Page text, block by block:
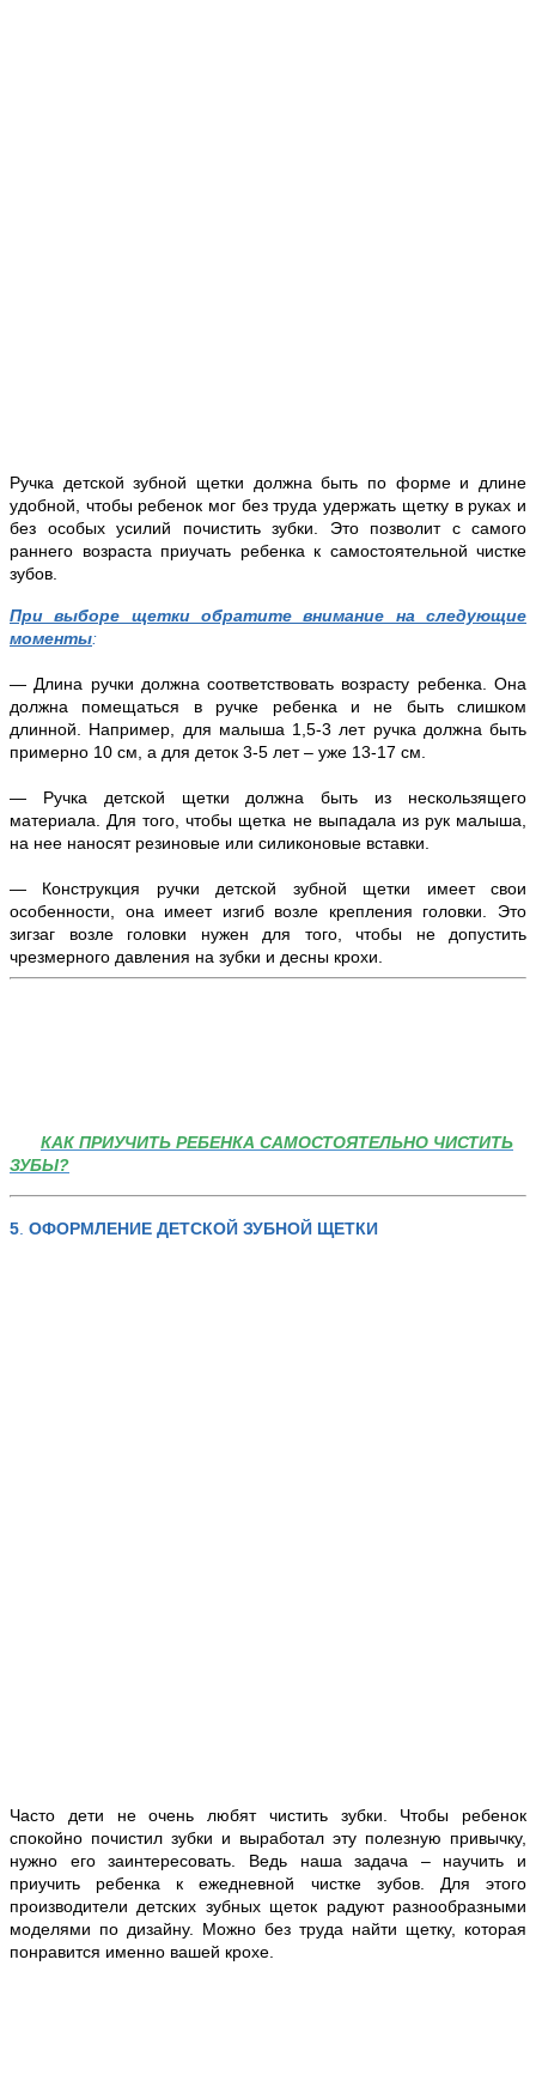
Ручка детской зубной щетки должна быть по форме и длине
удобной, чтобы ребенок мог без труда удержать щетку в руках и
без особых усилий почистить зубки. Это позволит с самого
раннего возраста приучать ребенка к самостоятельной чистке
зубов.
При выборе щетки обратите внимание на следующие
моменты:
— Длина ручки должна соответствовать возрасту ребенка. Она
должна помещаться в ручке ребенка и не быть слишком
длинной. Например, для малыша 1,5-3 лет ручка должна быть
примерно 10 см, а для деток 3-5 лет – уже 13-17 см.
— Ручка детской щетки должна быть из нескользящего
материала. Для того, чтобы щетка не выпадала из рук малыша,
на нее наносят резиновые или силиконовые вставки.
— Конструкция ручки детской зубной щетки имеет свои
особенности, она имеет изгиб возле крепления головки. Это
зигзаг возле головки нужен для того, чтобы не допустить
чрезмерного давления на зубки и десны крохи.
КАК ПРИУЧИТЬ РЕБЕНКА САМОСТОЯТЕЛЬНО ЧИСТИТЬ
ЗУБЫ?
5. ОФОРМЛЕНИЕ ДЕТСКОЙ ЗУБНОЙ ЩЕТКИ
Часто дети не очень любят чистить зубки. Чтобы ребенок
спокойно почистил зубки и выработал эту полезную привычку,
нужно его заинтересовать. Ведь наша задача – научить и
приучить ребенка к ежедневной чистке зубов. Для этого
производители детских зубных щеток радуют разнообразными
моделями по дизайну. Можно без труда найти щетку, которая
понравится именно вашей крохе.